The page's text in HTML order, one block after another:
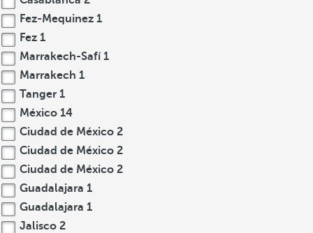
Fez-Mequinez 1
Fez 1
Marrakech-Safí1
Marrakech 1
Tanger 1
México 14
Ciudad de México 2
Ciudad de México 2
Ciudad de México 2
Guadalajara 1
Guadalajara 1
Jalisco 2